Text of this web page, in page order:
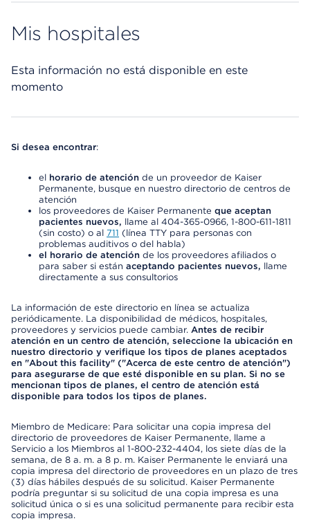
Mis hospitales
Esta información no está disponible en este
momento
Si desea encontrar:
el horario de atención de un proveedor de Kaiser
Permanente, busque en nuestro directorio de centros de
atención
los proveedores de Kaiser Permanente que aceptan
pacientes nuevos, llame al 404-365-0966, 1-800-611-1811
(sin costo) o al 711 (línea TTY para personas con
problemas auditivos o del habla)
el horario de atención de los proveedores afiliados o
para saber si están aceptando pacientes nuevos, llame
directamente a sus consultorios
La información de este directorio en línea se actualiza
periódicamente. La disponibilidad de médicos, hospitales,
proveedores y servicios puede cambiar. Antes de recibir
atención en un centro de atención, seleccione la ubicación en
nuestro directorio y verifique los tipos de planes aceptados
en "About this facility" ("Acerca de este centro de atención")
para asegurarse de que esté disponible en su plan. Si no se
mencionan tipos de planes, el centro de atención está
disponible para todos los tipos de planes.
Miembro de Medicare: Para solicitar una copia impresa del
directorio de proveedores de Kaiser Permanente, llame a
Servicio a los Miembros al 1-800-232-4404, los siete días de la
semana, de 8 a. m. a 8 p. m. Kaiser Permanente le enviará una
copia impresa del directorio de proveedores en un plazo de tres
(3) días hábiles después de su solicitud. Kaiser Permanente
podría preguntar si su solicitud de una copia impresa es una
solicitud única o si es una solicitud permanente para recibir esta
copia impresa.